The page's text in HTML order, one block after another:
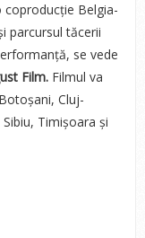
coproducție Belgia-
parcursul tăcerii
se vede
Film. Filmul va
Cluj-
Timișoara și